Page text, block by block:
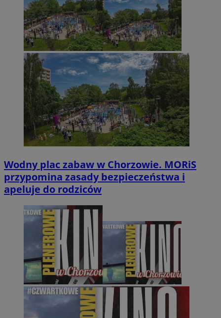
Wodny plac zabaw w Chorzowie. MORiS
przypomina zasady bezpieczeństwa i
apeluje do rodziców